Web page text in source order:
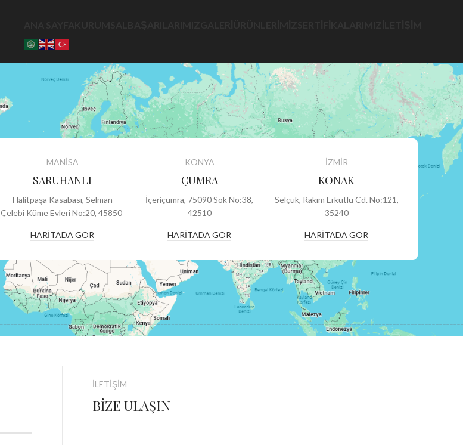
MANİSA
SARUHANLI
Halitpaşa Kasabası, Selman
Çelebi Küme Evleri No:20, 45850
HARİTADA GÖR
KONYA
ÇUMRA
İçeriçumra, 75090 Sok No:38,
42510
HARİTADA GÖR
İZMİR
KONAK
Selçuk, Rakım Erkutlu Cd. No:121,
35240
HARİTADA GÖR
İLETİŞİM
BİZE ULAŞIN